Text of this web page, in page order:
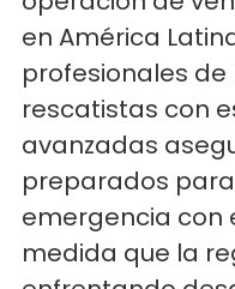
en América
profesionales de
rescatistas con
avanzadas
preparados
emergencia con
medida que la